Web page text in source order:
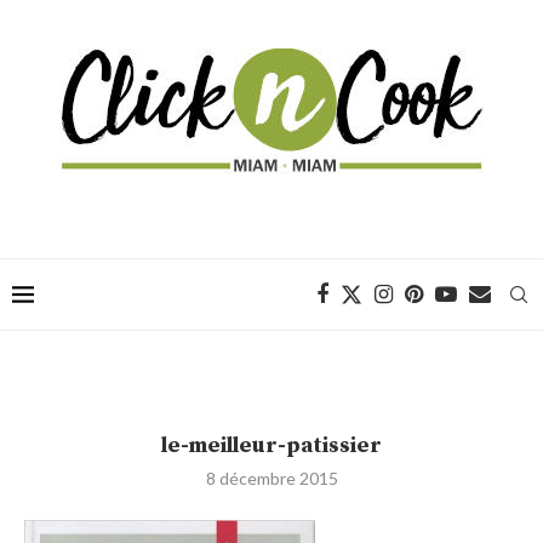
le-meilleur-patissier
8 décembre 2015